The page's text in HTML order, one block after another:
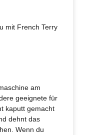
mit French Terry
am
geeignete für
kaputt gemacht
dehnt das
Wenn du